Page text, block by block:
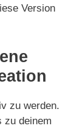
Version
zu werden.
zu deinem